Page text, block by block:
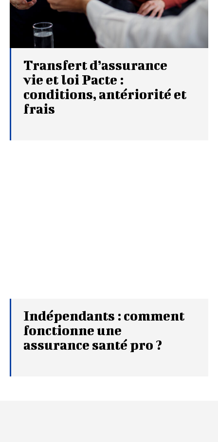
Transfert d’assurance
vie et loi Pacte :
conditions, antériorité et
frais
Indépendants : comment
fonctionne une
assurance santé pro ?